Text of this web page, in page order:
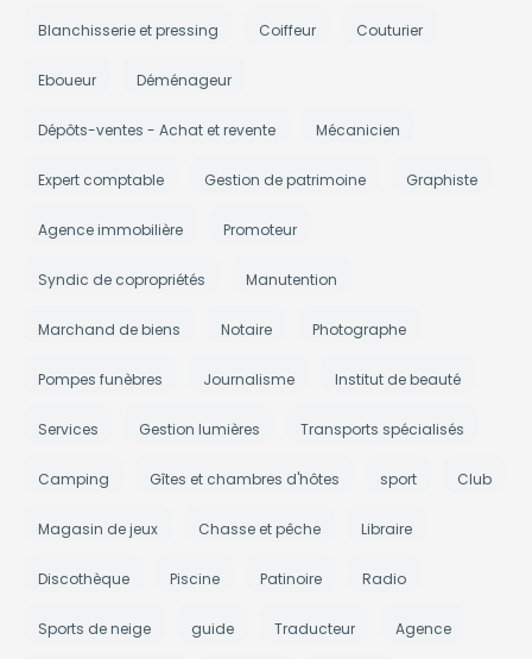
Blanchisserie et pressing Coiffeur Couturier
Eboueur Déménageur
Dépôts-ventes - Achat et revente Mécanicien
Expert comptable Gestion de patrimoine Graphiste
Agence immobilière Promoteur
Syndic de copropriétés Manutention
Marchand de biens Notaire Photographe
Pompes funèbres Journalisme Institut de beauté
Services Gestion lumières Transports spécialisés
Camping Gîtes et chambres d'hôtes sport Club
Magasin de jeux Chasse et pêche Libraire
Discothèque Piscine Patinoire Radio
Sports de neige guide Traducteur Agence